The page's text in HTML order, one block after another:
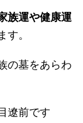
族運や健康運
す。
の墓をあらわ
遼前です